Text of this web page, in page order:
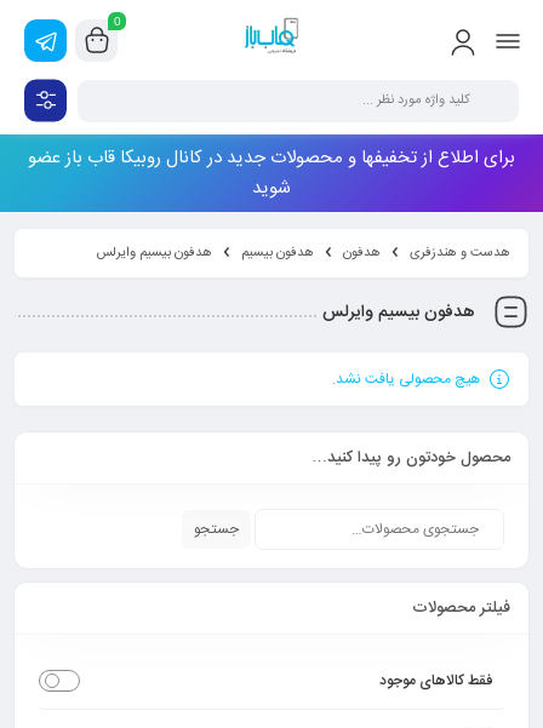
0
برای اطلاع از تخفیفها و محصولات جدید در کانال روبیکا قاب باز عضو
شوید
هدست و هندزفری هدفون هدفون بیسیم هدفون بیسیم وایرلس
هدفون بیسیم وایرلس
هیچ محصولی یافت نشد.
محصول خودتون رو پیدا کنید…
جستجو
فیلتر محصولات
فقط کالاهای موجود